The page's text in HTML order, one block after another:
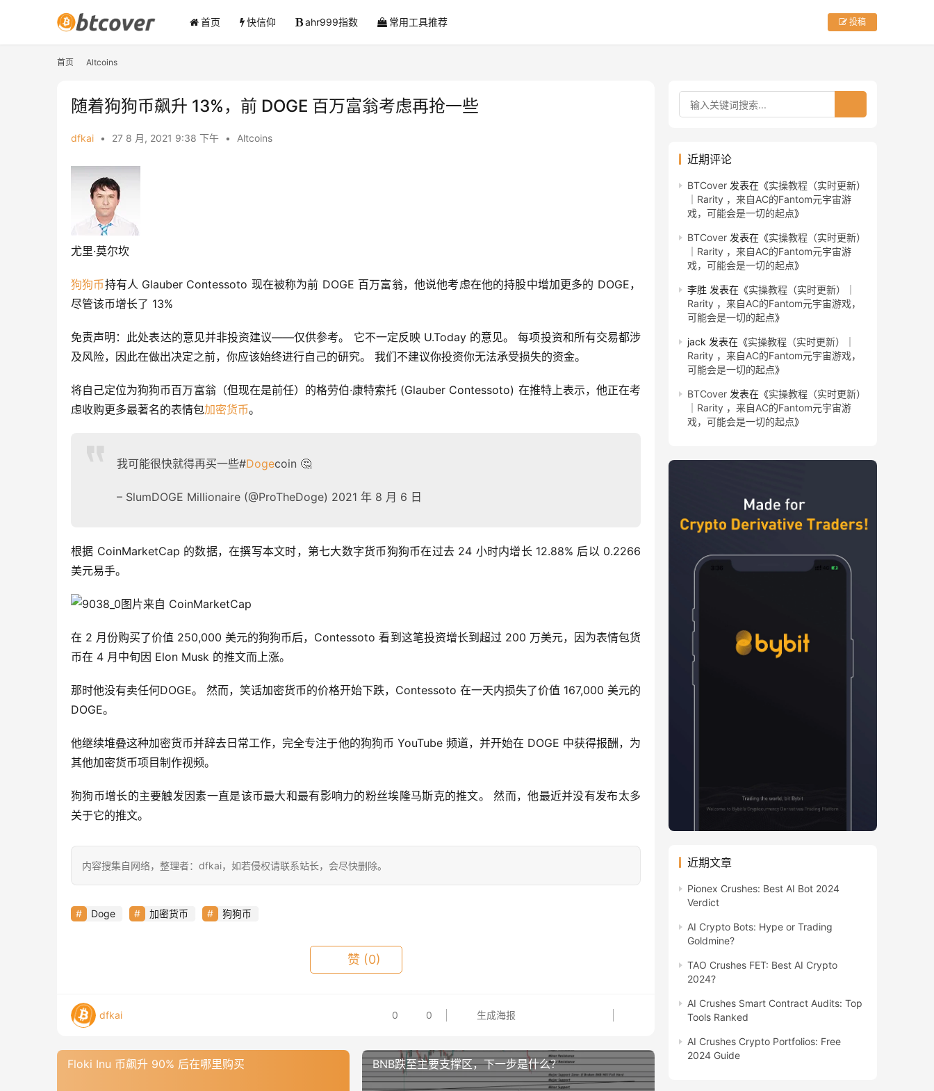
首页 快信仰 ahr999指数 常用工具推荐 投稿
首页 Altcoins
随着狗狗币飙升 13%，前 DOGE 百万富翁考虑再抢一些
dfkai • 27 8 月, 2021 9:38 下午 • Altcoins
尤里·莫尔坎
狗狗币持有人 Glauber Contessoto 现在被称为前 DOGE 百万富翁，他说他考虑在他的持股中增加更多的 DOGE，
尽管该币增长了 13%
免责声明：此处表达的意见并非投资建议——仅供参考。 它不一定反映 U.Today 的意见。 每项投资和所有交易都涉
及风险，因此在做出决定之前，你应该始终进行自己的研究。 我们不建议你投资你无法承受损失的资金。
将自己定位为狗狗币百万富翁（但现在是前任）的格劳伯·康特索托 (Glauber Contessoto) 在推特上表示，他正在考
虑收购更多最著名的表情包加密货币。
我可能很快就得再买一些#Dogecoin 🤔
– SlumDOGE Millionaire (@ProTheDoge) 2021 年 8 月 6 日
根据 CoinMarketCap 的数据，在撰写本文时，第七大数字货币狗狗币在过去 24 小时内增长 12.88% 后以 0.2266
美元易手。
图片来自 CoinMarketCap
在 2 月份购买了价值 250,000 美元的狗狗币后，Contessoto 看到这笔投资增长到超过 200 万美元，因为表情包货
币在 4 月中旬因 Elon Musk 的推文而上涨。
那时他没有卖任何DOGE。 然而，笑话加密货币的价格开始下跌，Contessoto 在一天内损失了价值 167,000 美元的
DOGE。
他继续堆叠这种加密货币并辞去日常工作，完全专注于他的狗狗币 YouTube 频道，并开始在 DOGE 中获得报酬，为
其他加密货币项目制作视频。
狗狗币增长的主要触发因素一直是该币最大和最有影响力的粉丝埃隆马斯克的推文。 然而，他最近并没有发布太多
关于它的推文。
内容搜集自网络，整理者：dfkai，如若侵权请联系站长，会尽快删除。
Doge 加密货币 狗狗币
赞 (0)
dfkai 0 0 生成海报
Floki Inu 币飙升 90% 后在哪里购买 BNB跌至主要支撑区，下一步是什么？
近期评论
BTCover 发表在《实操教程（实时更新）
｜Rarity ，来自AC的Fantom元宇宙游
戏，可能会是一切的起点》
BTCover 发表在《实操教程（实时更新）
｜Rarity ，来自AC的Fantom元宇宙游
戏，可能会是一切的起点》
李胜 发表在《实操教程（实时更新）｜
Rarity ，来自AC的Fantom元宇宙游戏，
可能会是一切的起点》
jack 发表在《实操教程（实时更新）｜
Rarity ，来自AC的Fantom元宇宙游戏，
可能会是一切的起点》
BTCover 发表在《实操教程（实时更新）
｜Rarity ，来自AC的Fantom元宇宙游
戏，可能会是一切的起点》
近期文章
Pionex Crushes: Best AI Bot 2024
Verdict
AI Crypto Bots: Hype or Trading
Goldmine?
TAO Crushes FET: Best AI Crypto
2024?
AI Crushes Smart Contract Audits: Top
Tools Ranked
AI Crushes Crypto Portfolios: Free
2024 Guide